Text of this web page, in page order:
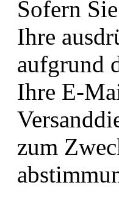
Sofern
Ihre
aufgrund
Ihre E-
zum